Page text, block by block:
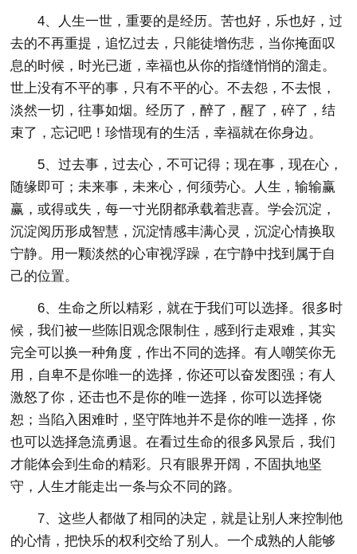
4、人生一世，重要的是经历。苦也好，乐也好，过
去的不再重提，追忆过去，只能徒增伤悲，当你掩面叹
息的时候，时光已逝，幸福也从你的指缝悄悄的溜走。
世上没有不平的事，只有不平的心。不去怨，不去恨，
淡然一切，往事如烟。经历了，醉了，醒了，碎了，结
束了，忘记吧！珍惜现有的生活，幸福就在你身边。
5、过去事，过去心，不可记得；现在事，现在心，
随缘即可；未来事，未来心，何须劳心。人生，输输赢
赢，或得或失，每一寸光阴都承载着悲喜。学会沉淀，
沉淀阅历形成智慧，沉淀情感丰满心灵，沉淀心情换取
宁静。用一颗淡然的心审视浮躁，在宁静中找到属于自
己的位置。
6、生命之所以精彩，就在于我们可以选择。很多时
候，我们被一些陈旧观念限制住，感到行走艰难，其实
完全可以换一种角度，作出不同的选择。有人嘲笑你无
用，自卑不是你唯一的选择，你还可以奋发图强；有人
激怒了你，还击也不是你的唯一选择，你可以选择饶
恕；当陷入困难时，坚守阵地并不是你的唯一选择，你
也可以选择急流勇退。在看过生命的很多风景后，我们
才能体会到生命的精彩。只有眼界开阔，不固执地坚
守，人生才能走出一条与众不同的路。
7、这些人都做了相同的决定，就是让别人来控制他
的心情，把快乐的权利交给了别人。一个成熟的人能够